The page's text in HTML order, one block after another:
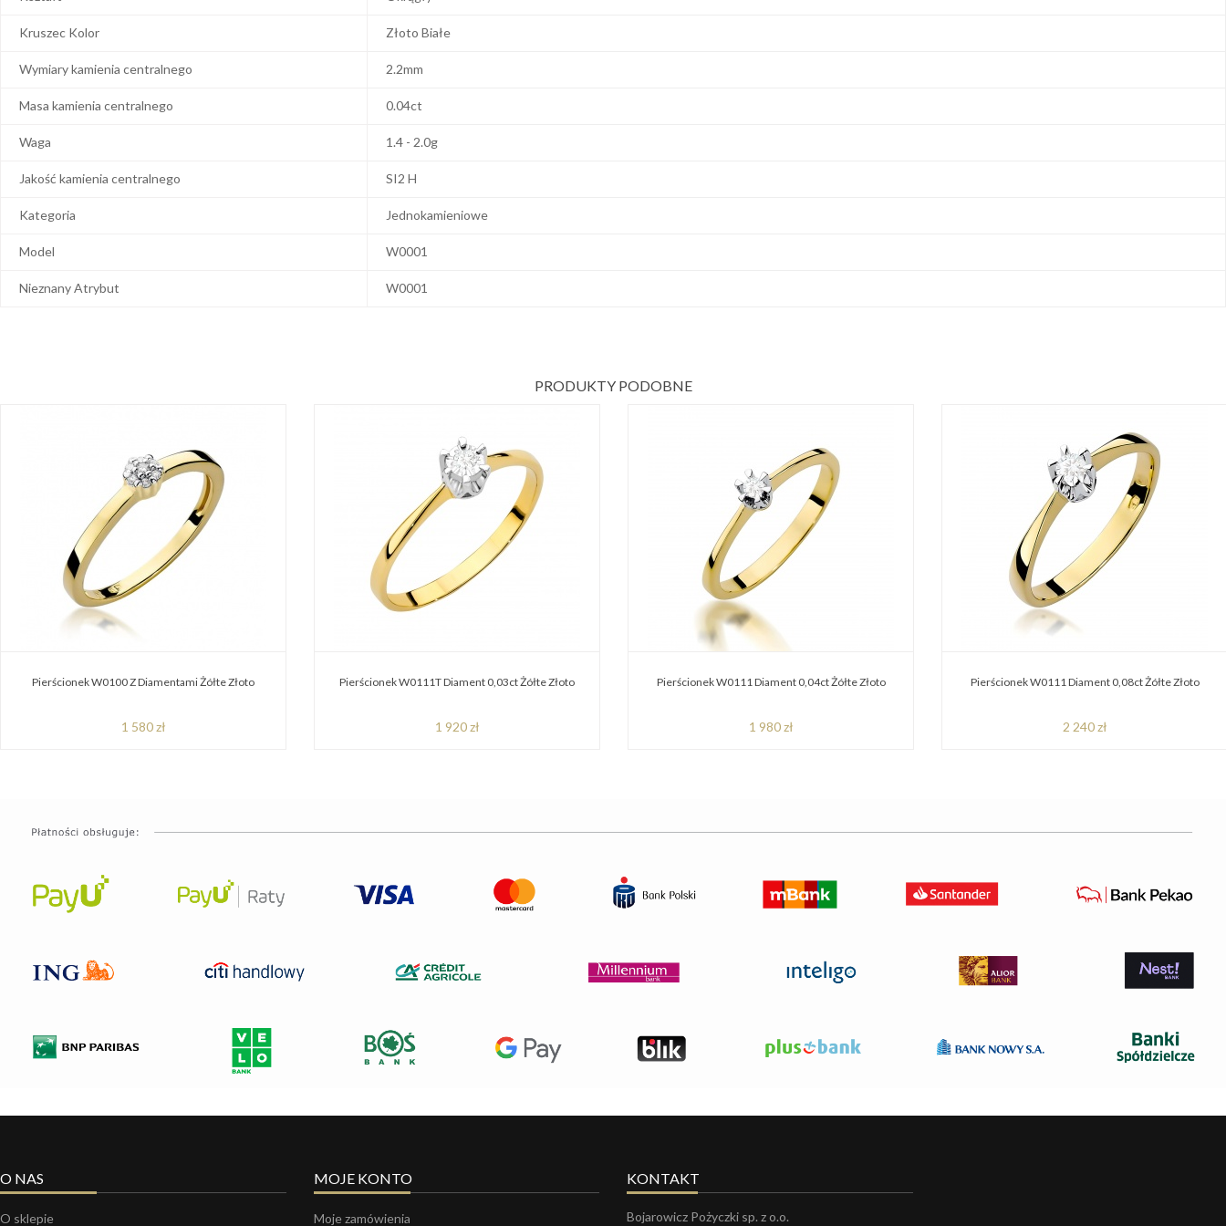
Kruszec Kolor Złoto Białe
Wymiary kamienia centralnego 2.2mm
Masa kamienia centralnego 0.04ct
Waga 1.4 - 2.0g
Jakość kamienia centralnego SI2 H
Kategoria Jednokamieniowe
Model W0001
Nieznany Atrybut W0001
PRODUKTY PODOBNE
Pierścionek W0100 Z Diamentami Żółte Złoto
1 580 zł
Pierścionek W0111T Diament 0,03ct Żółte Złoto
1 920 zł
Pierścionek W0111 Diament 0,04ct Żółte Złoto
1 980 zł
Pierścionek W0111 Diament 0,08ct Żółte Złoto
2 240 zł
O NAS
O sklepie
MOJE KONTO
Moje zamówienia
KONTAKT
Bojarowicz Pożyczki sp. z o.o.